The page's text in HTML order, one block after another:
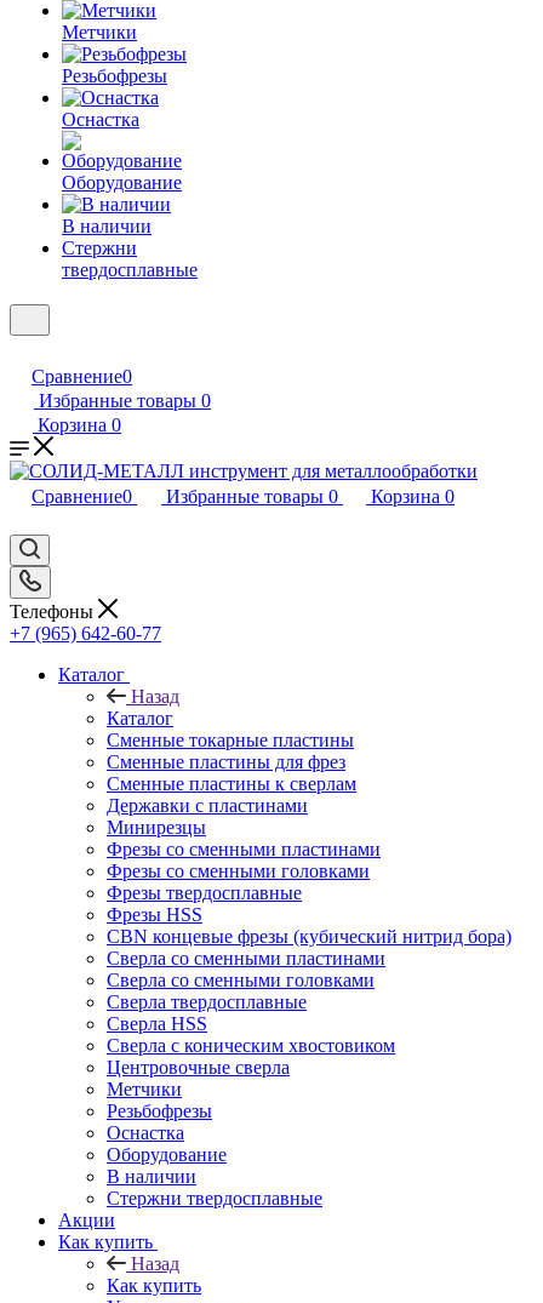
Метчики
Резьбофрезы
Оснастка
Оборудование
В наличии
Стержни
твердосплавные
Сравнение0
Избранные товары 0
Корзина 0
Сравнение0 Избранные товары 0 Корзина 0
Телефоны
+7 (965) 642-60-77
Каталог
Назад
Каталог
Сменные токарные пластины
Сменные пластины для фрез
Сменные пластины к сверлам
Державки с пластинами
Минирезцы
Фрезы со сменными пластинами
Фрезы со сменными головками
Фрезы твердосплавные
Фрезы HSS
CBN концевые фрезы (кубический нитрид бора)
Сверла со сменными пластинами
Сверла со сменными головками
Сверла твердосплавные
Сверла HSS
Сверла с коническим хвостовиком
Центровочные сверла
Метчики
Резьбофрезы
Оснастка
Оборудование
В наличии
Стержни твердосплавные
Акции
Как купить
Назад
Как купить